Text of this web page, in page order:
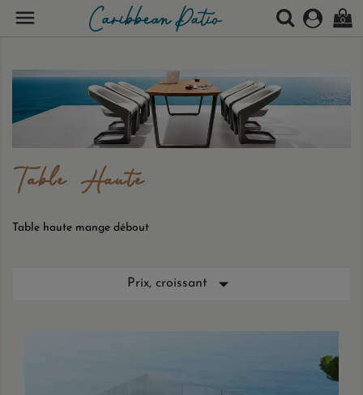
 0
Table Haute
Table haute mange débout
Prix, croissant 